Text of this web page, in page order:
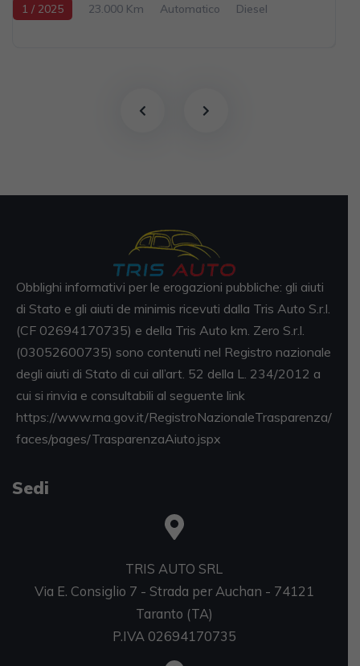
1 / 2025 23.000 Km Automatico
Diesel
Obblighi informativi per le erogazioni pubbliche: gli aiuti
di Stato e gli aiuti de minimis ricevuti dalla Tris Auto S.r.l.
(CF 02694170735) e della Tris Auto km. Zero S.r.l.
(03052600735) sono contenuti nel Registro nazionale
degli aiuti di Stato di cui all’art. 52 della L. 234/2012 a
cui si rinvia e consultabili al seguente link
https://www.rna.gov.it/RegistroNazionaleTrasparenza/
faces/pages/TrasparenzaAiuto.jspx
Sedi
TRIS AUTO SRL
Via E. Consiglio 7 - Strada per Auchan - 74121
Taranto (TA)
P.IVA 02694170735